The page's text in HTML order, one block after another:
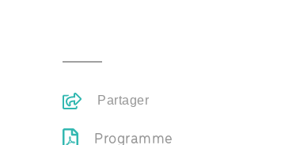
Partager
Programme